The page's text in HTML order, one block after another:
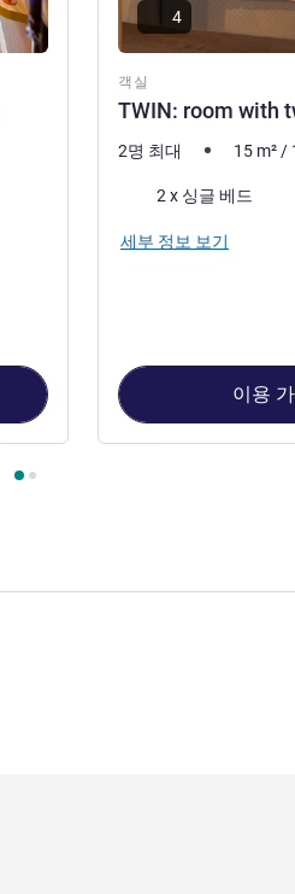
객실
TWIN: room with
4
2명 최대 15 m² /
2 x 싱글 베드
세부 정보 보기
이용